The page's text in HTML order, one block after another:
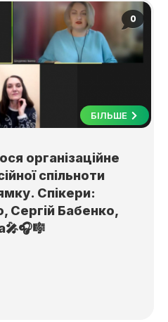
0
БІЛЬШЕ
організаційне
спільноти
Спікери:
Сергій Бабенко,